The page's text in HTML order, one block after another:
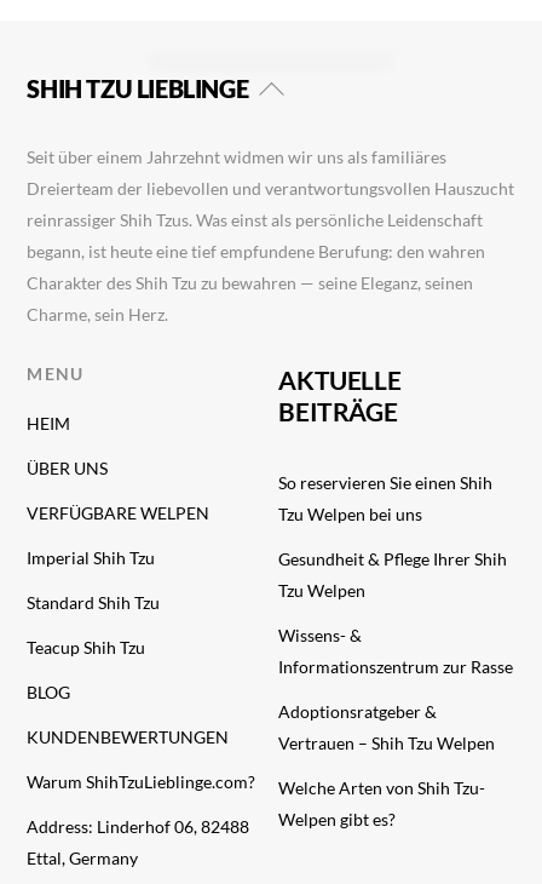
Back
SHIH TZU LIEBLINGE
Seit über einem Jahrzehnt widmen wir uns als familiäres
Dreierteam der liebevollen und verantwortungsvollen Hauszucht
reinrassiger Shih Tzus. Was einst als persönliche Leidenschaft
begann, ist heute eine tief empfundene Berufung: den wahren
Charakter des Shih Tzu zu bewahren — seine Eleganz, seinen
Charme, sein Herz.
MENU
HEIM
ÜBER UNS
VERFÜGBARE WELPEN
Imperial Shih Tzu
Standard Shih Tzu
Teacup Shih Tzu
BLOG
KUNDENBEWERTUNGEN
Warum ShihTzuLieblinge.com?
Address: Linderhof 06, 82488
Ettal, Germany
AKTUELLE
BEITRÄGE
So reservieren Sie einen Shih
Tzu Welpen bei uns
Gesundheit & Pflege Ihrer Shih
Tzu Welpen
Wissens- &
Informationszentrum zur Rasse
Adoptionsratgeber &
Vertrauen – Shih Tzu Welpen
Welche Arten von Shih Tzu-
Welpen gibt es?